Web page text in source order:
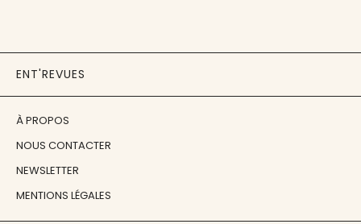
ENT'REVUES
À PROPOS
NOUS CONTACTER
NEWSLETTER
MENTIONS LÉGALES